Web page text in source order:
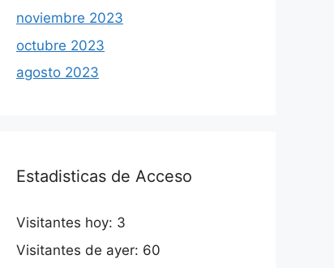
noviembre 2023
octubre 2023
agosto 2023
Estadisticas de Acceso
Visitantes hoy: 3
Visitantes de ayer: 60